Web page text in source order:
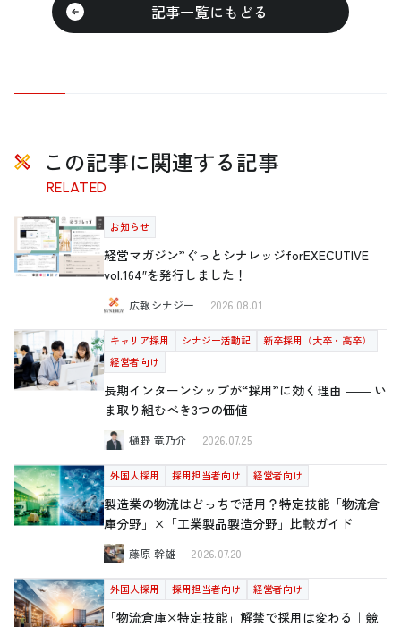
記事一覧にもどる
この記事に関連する記事
RELATED
お知らせ
経営マガジン”ぐっとシナレッジforEXECUTIVE
vol.164″を発行しました！
広報シナジー 2026.08.01
キャリア採用 シナジー活動記
新卒採用（大卒・高卒）
経営者向け
長期インターンシップが“採用”に効く理由 ―― い
ま取り組むべき3つの価値
樋野 竜乃介 2026.07.25
外国人採用 採用担当者向け 経営者向け
製造業の物流はどっちで活用？特定技能「物流倉
庫分野」×「工業製品製造分野」比較ガイド
藤原 幹雄 2026.07.20
外国人採用 採用担当者向け 経営者向け
「物流倉庫×特定技能」解禁で採用は変わる｜競